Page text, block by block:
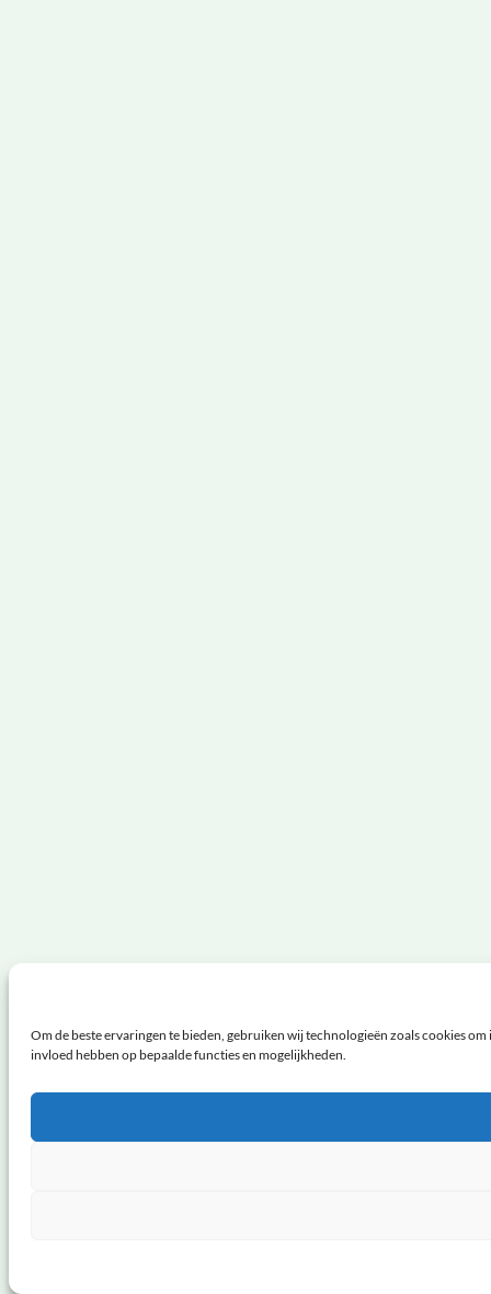
Om de beste ervaringen te bieden, gebruiken wij technologieën zoals cookies
invloed hebben op bepaalde functies en mogelijkheden.